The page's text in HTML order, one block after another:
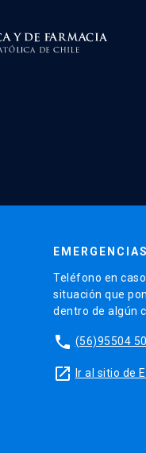
Teléfono en
situación que
dentro de algún
phone (56)95504
launch Ir al sitio de